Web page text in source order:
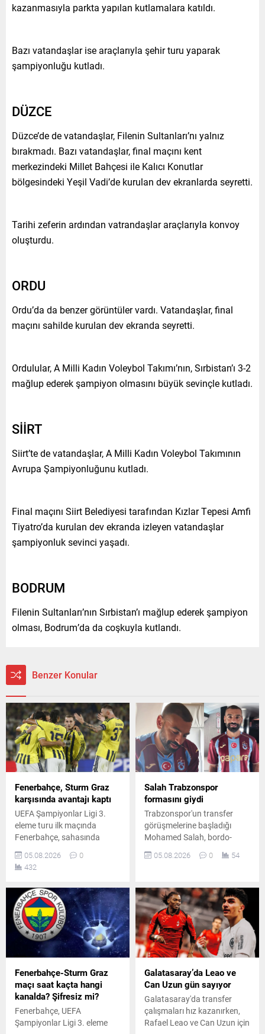
kazanmasıyla parkta yapılan kutlamalara katıldı.
Bazı vatandaşlar ise araçlarıyla şehir turu yaparak
şampiyonluğu kutladı.
DÜZCE
Düzce’de de vatandaşlar, Filenin Sultanları’nı yalnız
bırakmadı. Bazı vatandaşlar, final maçını kent
merkezindeki Millet Bahçesi ile Kalıcı Konutlar
bölgesindeki Yeşil Vadi’de kurulan dev ekranlarda seyretti.
Tarihi zeferin ardından vatrandaşlar araçlarıyla konvoy
oluşturdu.
ORDU
Ordu’da da benzer görüntüler vardı. Vatandaşlar, final
maçını sahilde kurulan dev ekranda seyretti.
Ordulular, A Milli Kadın Voleybol Takımı’nın, Sırbistan’ı 3-2
mağlup ederek şampiyon olmasını büyük sevinçle kutladı.
SİİRT
Siirt’te de vatandaşlar, A Milli Kadın Voleybol Takımının
Avrupa Şampiyonluğunu kutladı.
Final maçını Siirt Belediyesi tarafından Kızlar Tepesi Amfi
Tiyatro’da kurulan dev ekranda izleyen vatandaşlar
şampiyonluk sevinci yaşadı.
BODRUM
Filenin Sultanları’nın Sırbistan’ı mağlup ederek şampiyon
olması, Bodrum’da da coşkuyla kutlandı.
Benzer Konular
Fenerbahçe, Sturm Graz
karşısında avantajı kaptı
UEFA Şampiyonlar Ligi 3.
eleme turu ilk maçında
Fenerbahçe, sahasında
Sturm Graz'ı 2-0 mağlup etti.
Sarı-lacivertliler, rövanş
öncesinde önemli avantaj
yolunda kritik bir galibiyet
elde etti.
05.08.2026
0
432
Salah Trabzonspor
formasını giydi
Trabzonspor'un transfer
görüşmelerine başladığı
Mohamed Salah, bordo-
mavili formayla ilk kez
kulübün resmi sosyal medya
da ilk mesajını gönderdi.
05.08.2026 0 54
Fenerbahçe-Sturm Graz
maçı saat kaçta hangi
kanalda? Şifresiz mi?
Fenerbahçe, UEFA
Şampiyonlar Ligi 3. eleme
Galatasaray’da Leao ve
Can Uzun gün sayıyor
Galatasaray'da transfer
çalışmaları hız kazanırken,
Rafael Leao ve Can Uzun için